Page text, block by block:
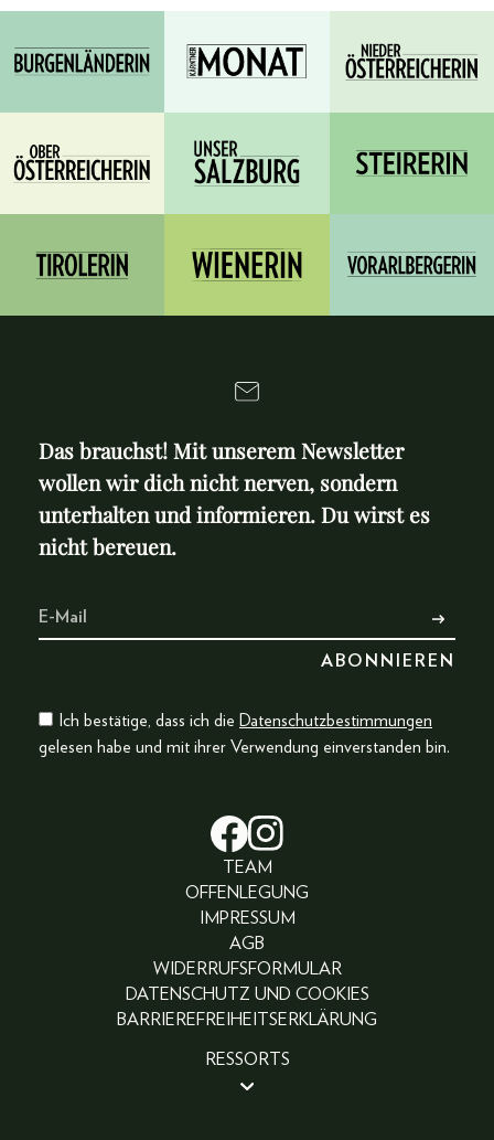
Das brauchst! Mit unserem Newsletter
wollen wir dich nicht nerven, sondern
unterhalten und informieren. Du wirst es
nicht bereuen.
Ich bestätige, dass ich die Datenschutzbestimmungen
gelesen habe und mit ihrer Verwendung einverstanden bin.
TEAM
OFFENLEGUNG
IMPRESSUM
AGB
WIDERRUFSFORMULAR
DATENSCHUTZ UND COOKIES
BARRIEREFREIHEITSERKLÄRUNG
RESSORTS